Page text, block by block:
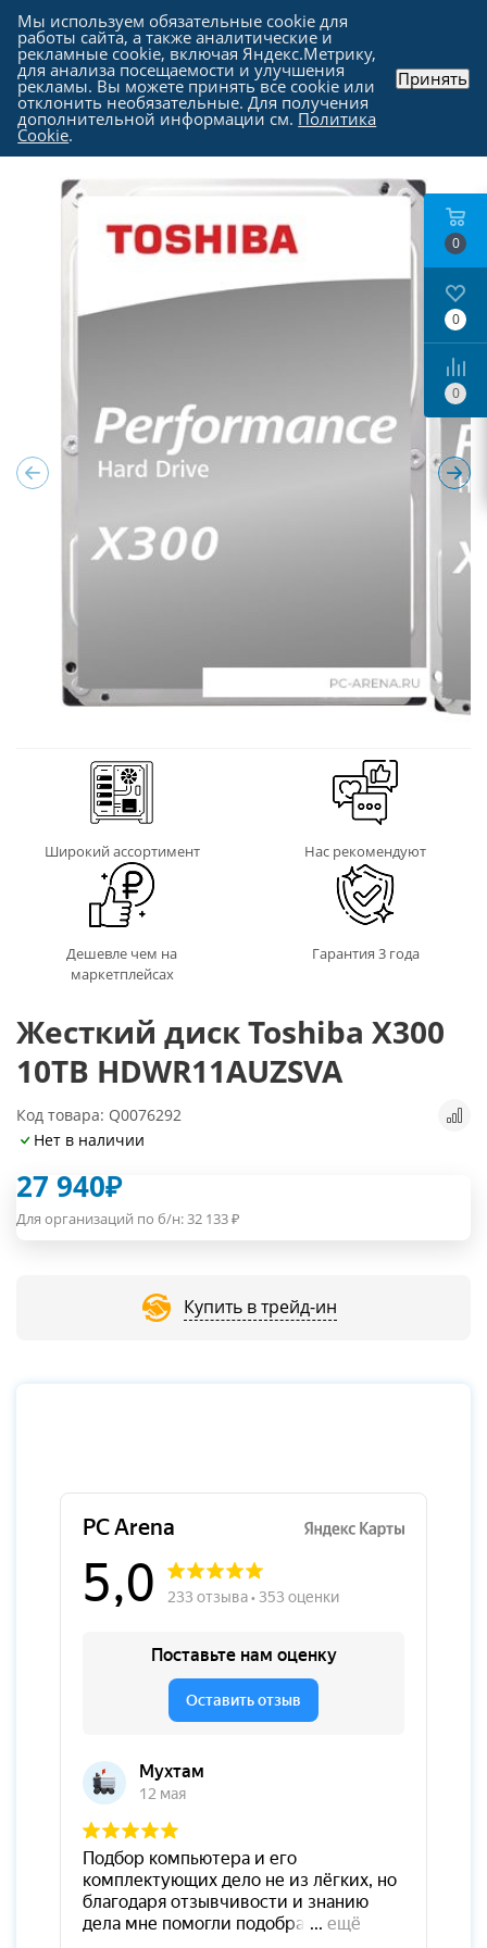
Каталог - Комплектующие для компьютера
Жесткие диски
Широкий ассортимент Нас рекомендуют
Дешевле чем на
маркетплейсах
Гарантия 3 года
Жесткий диск Toshiba X300
10TB HDWR11AUZSVA
Код товара: Q0076292
Нет в наличии
27 940₽
Для организаций по б/н:32 133₽
Купить в трейд-ин
0
0
0
Мы используем обязательные cookie для
работы сайта, а также аналитические и
рекламные cookie, включая Яндекс.Метрику,
для анализа посещаемости и улучшения
рекламы. Вы можете принять все cookie или
отклонить необязательные. Для получения
дополнительной информации см. Политика
Cookie.
Принять